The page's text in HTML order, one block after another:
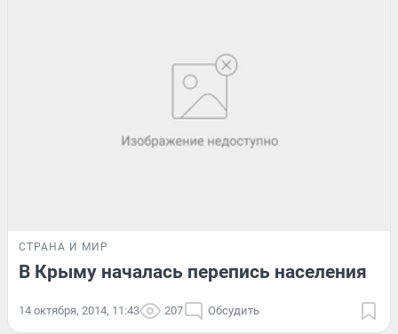
СТРАНА И МИР
В Крыму началась перепись населения
14 октября, 2014, 11:43 207 Обсудить